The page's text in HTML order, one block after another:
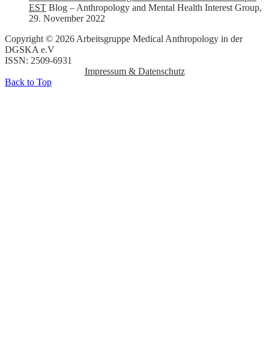
EST Blog – Anthropology and Mental Health Interest Group,
29. November 2022
Copyright © 2026 Arbeitsgruppe Medical Anthropology in der
DGSKA e.V
ISSN: 2509-6931
Impressum & Datenschutz
Back to Top